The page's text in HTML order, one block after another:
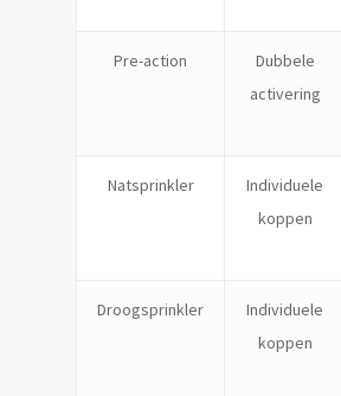
Pre-action
Dubbele
activering
Natsprinkler
Individuele
koppen
Droogsprinkler
Individuele
koppen